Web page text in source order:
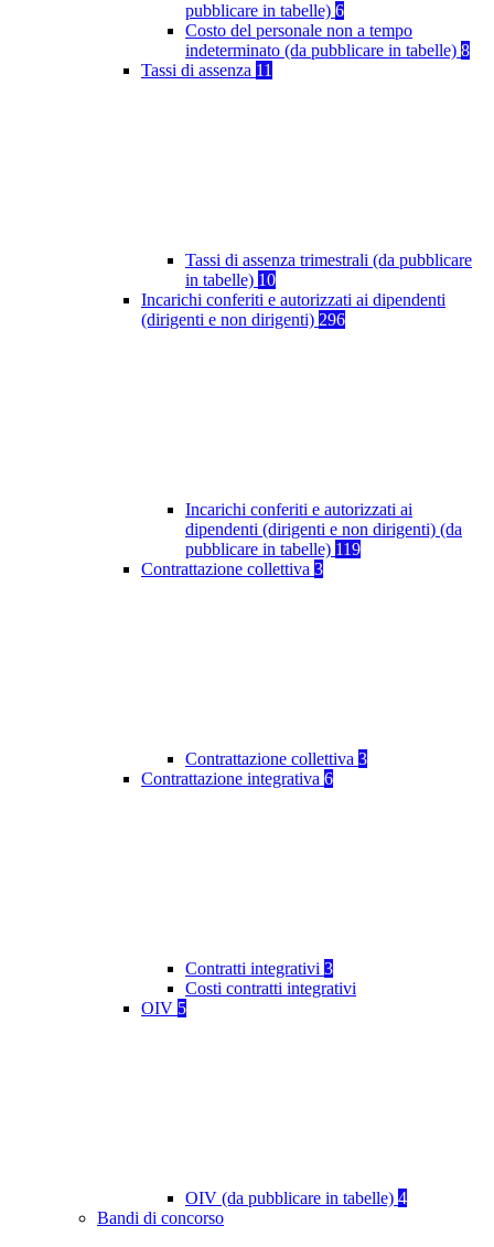
pubblicare in tabelle) 6
Costo del personale non a tempo
indeterminato (da pubblicare in tabelle) 8
Tassi di assenza 11
Tassi di assenza trimestrali (da pubblicare
in tabelle) 10
Incarichi conferiti e autorizzati ai dipendenti
(dirigenti e non dirigenti) 296
Incarichi conferiti e autorizzati ai
dipendenti (dirigenti e non dirigenti) (da
pubblicare in tabelle) 119
Contrattazione collettiva 3
Contrattazione collettiva 3
Contrattazione integrativa 6
Contratti integrativi 3
Costi contratti integrativi
OIV 5
OIV (da pubblicare in tabelle) 4
Bandi di concorso